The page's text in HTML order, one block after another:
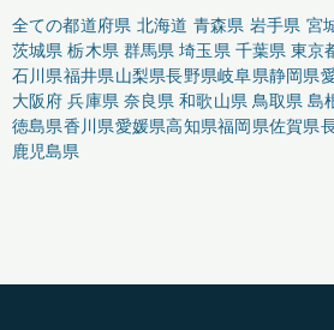
全ての都道府県 北海道 青森県 岩手県 宮
茨城県 栃木県 群馬県 埼玉県 千葉県 東京
石川県福井県山梨県長野県岐阜県静岡県
大阪府 兵庫県 奈良県 和歌山県 鳥取県 島
徳島県香川県愛媛県高知県福岡県佐賀県
鹿児島県